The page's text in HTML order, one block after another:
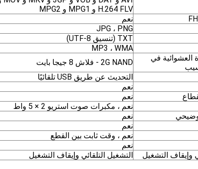
H.264 FLV و MPG1 و MPG2
نعم
JPG ، PNG
TXT (تنسيق UTF-8)
MP3 ، WMA
العشوائية في
2G NAND - فلاش 8 جيجا بايت
التحديث عن طريق USB تلقائيًا
نعم
نعم
نعم ، مكبرات صوت استريو 2 × 5 واط
نعم
نعم
نعم ، وقت ثابت بين القطع
نعم
وإيقاف التشغيل
التشغيل التلقائي وإيقاف التشغيل